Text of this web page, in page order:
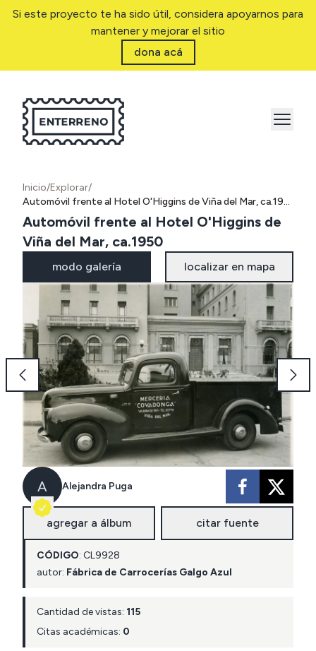
Si este proyecto te ha sido útil, considera apoyarnos para
mantener y mejorar el sitio
dona acá
Inicio/Explorar/
Automóvil frente al Hotel O'Higgins de Viña del Mar, ca.1950
Automóvil frente al Hotel O'Higgins de
Viña del Mar, ca.1950
modo galería localizar en mapa
A Alejandra Puga
agregar a álbum citar fuente
CÓDIGO: CL9928
autor: Fábrica de Carrocerías Galgo Azul
Cantidad de vistas: 115
Citas académicas: 0